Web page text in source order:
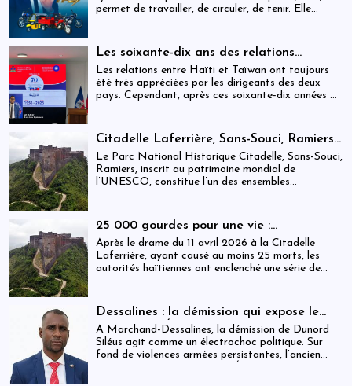
permet de travailler, de circuler, de tenir. Elle
personnes.
Les soixante-dix ans des relations
haïtiano-taïwanaises : entre dépendance
et ambiguïtés stratégiques
Les relations entre Haïti et Taïwan ont toujours
été très appréciées par les dirigeants des deux
pays. Cependant, après ces soixante-dix années de
objectifs de développement durable sur lesquels
Haïti devrait se fixer.
Citadelle Laferrière, Sans-Souci, Ramiers :
gouvernance absente d’un patrimoine
mondial sous pression structurelle
Le Parc National Historique Citadelle, Sans-Souci,
Ramiers, inscrit au patrimoine mondial de
l’UNESCO, constitue l’un des ensembles
déploie une réalité institutionnelle fragilisée par
l’absence prolongée de gouvernance effective.
25 000 gourdes pour une vie :
arrestations, révocations et démission
après le drame de la Citadelle
Après le drame du 11 avril 2026 à la Citadelle
Laferrière, ayant causé au moins 25 morts, les
autorités haïtiennes ont enclenché une série de
USD) par victime est maintenue, ravivant les
critiques sur la gestion des catastrophes publiques.
Dessalines : la démission qui expose le
silence de l’État
À Marchand-Dessalines, la démission de Dunord
Siléus agit comme un électrochoc politique. Sur
fond de violences armées persistantes, l’ancien